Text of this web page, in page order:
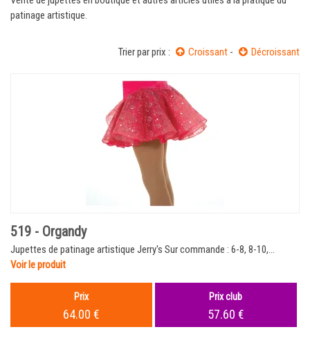
patinage artistique.
Trier par prix : Croissant - Décroissant
519 - Organdy
Jupettes de patinage artistique Jerry's Sur commande : 6-8, 8-10,...
Voir le produit
Prix
64.00 €
Prix club
57.60 €